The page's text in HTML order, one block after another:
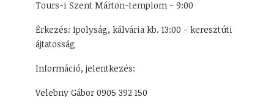
Tours-i Szent Márton-templom - 9:00
Érkezés: Ipolyság, kálvária kb. 13:00 - keresztúti
ájtatosság
Információ, jelentkezés:
Velebny Gábor 0905 392 150